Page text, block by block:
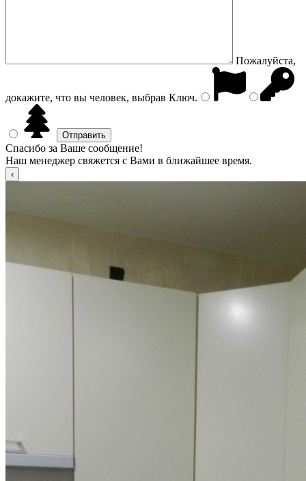
Пожалуйста,
докажите, что вы человек, выбрав Ключ.
Спасибо за Ваше сообщение!
Наш менеджер свяжется с Вами в ближайшее время.